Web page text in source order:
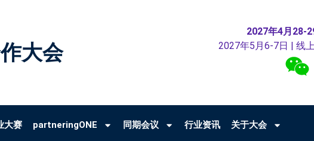
大会
2027年4月28-
2027年5月6-7日 | 线
大赛 partneringONE 同期会议 行业资讯 关于大会